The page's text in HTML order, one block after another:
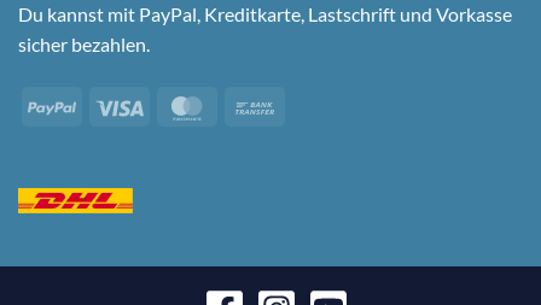
Du kannst mit PayPal, Kreditkarte, Lastschrift und Vorkasse
sicher bezahlen.
PayPal Visa MasterCard